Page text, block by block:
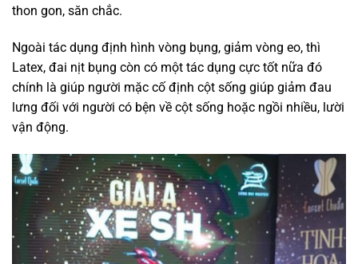
thon gon, săn chắc.
Ngoài tác dụng định hình vòng bụng, giảm vòng eo, thì
Latex, đai nịt bụng còn có một tác dụng cực tốt nữa đó
chính là giúp người mặc cố định cột sống giúp giảm đau
lưng đối với người có bện về cột sống hoặc ngồi nhiều, lười
vận động.